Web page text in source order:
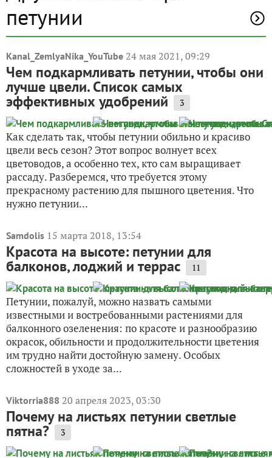
петунии
Kanal_ZemlyaNika_YouTube 24 мая 2021, 09:29
Чем подкармливать петунии, чтобы они
лучше цвели. Список самых
эффективных удобрений 3
Как сделать так, чтобы петунии обильно и красиво
цвели весь сезон? Этот вопрос волнует всех
цветоводов, а особенно тех, кто сам выращивает
рассаду. Разберемся, что требуется этому
прекрасному растению для пышного цветения. Что
нужно петунии...
Samdolis 15 марта 2018, 13:54
Красота на высоте: петунии для
балконов, лоджий и террас 11
Петунии, пожалуй, можно назвать самыми
известными и востребованными растениями для
балконного озеленения: по красоте и разнообразию
окрасок, обильности и продолжительности цветения
им трудно найти достойную замену. Особых
сложностей в уходе за...
Viktorria888 20 апреля 2023, 03:30
Почему на листьях петунии светлые
пятна? 3